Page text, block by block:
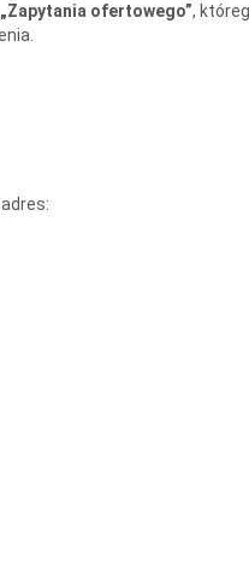
„Zapytania ofertowego”,